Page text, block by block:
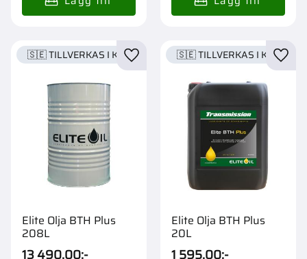
Elite Olja BTH Plus
208L
🇸🇪 TILLVERKAS I KARLSTADLägg till i favoriter
Elite Olja BTH Plus
20L
🇸🇪 TILLVERKAS I